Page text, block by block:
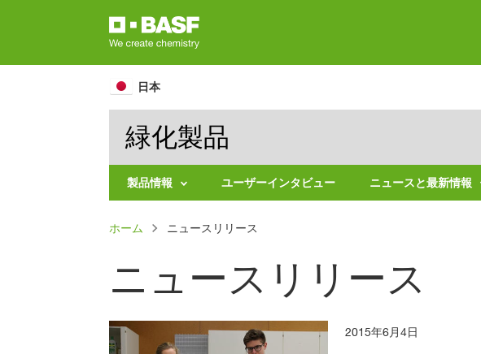
日本
製品情報
野
す
の
種
ユーザーインタビュー ニュースと最新情報
リ
ー
適
用
緑化製品
パ
く
ホーム ニュースリリース
ニュースリリース
2015年6月4日